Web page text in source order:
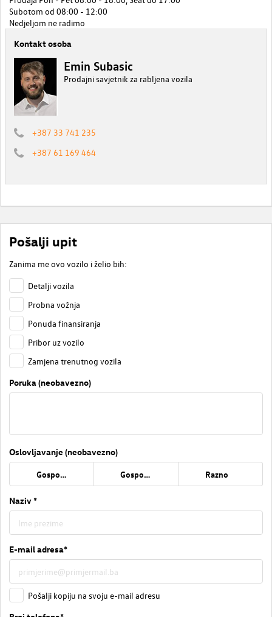
Subotom od 08:00 - 12:00
Nedjeljom ne radimo
Kontakt osoba
Emin Subasic
Prodajni savjetnik za rabljena vozila
+387 33 741 235
+387 61 169 464
Pošalji upit
Zanima me ovo vozilo i želio bih:
Detalji vozila
Probna vožnja
Ponuda finansiranja
Pribor uz vozilo
Zamjena trenutnog vozila
Poruka (neobavezno)
Oslovljavanje (neobavezno)
Gospođa Gospodin Razno
Naziv *
E-mail adresa*
Pošalji kopiju na svoju e-mail adresu